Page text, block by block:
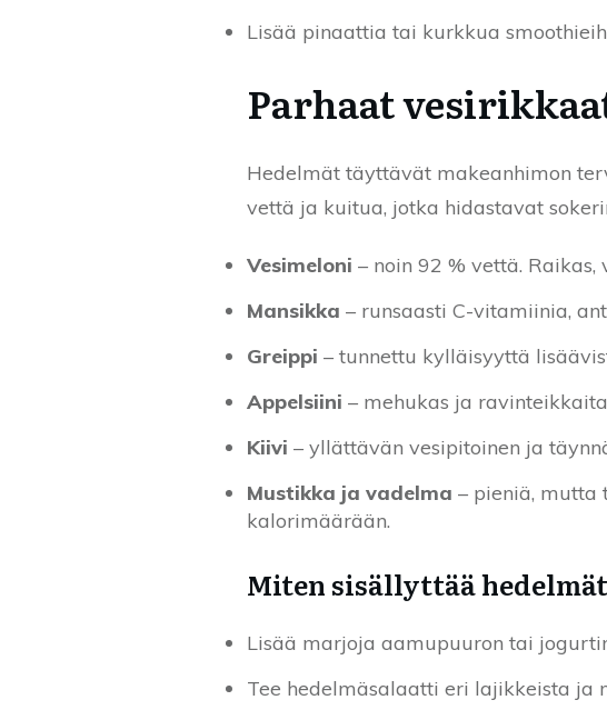
Lisää pinaattia tai kurkkua
Parhaat
Hedelmät täyttävät makeanhimon
vettä ja kuitua, jotka hidastavat
Vesimeloni – noin 92 % vettä.
Mansikka – runsaasti C-vitamiinia,
Greippi – tunnettu kylläisyyttä
Appelsiini – mehukas ja
Kiivi – yllättävän vesipitoinen ja
Mustikka ja vadelma – pieniä, mutta
kalorimäärään.
Miten sisällyttää
Lisää marjoja aamupuuron tai
Tee hedelmäsalaatti eri lajikkeista